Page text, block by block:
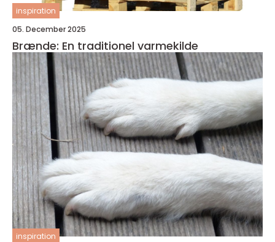
inspiration
05. December 2025
Brænde: En traditionel varmekilde
inspiration